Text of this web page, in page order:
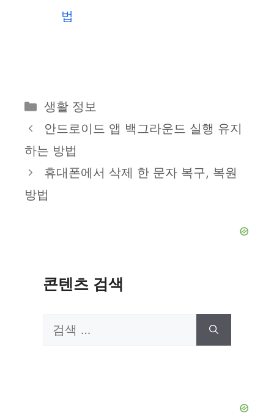
법
카
테
리
생활 정보
안드로이드 앱 백그라운드 실행 유지
하는 방법
휴대폰에서 삭제 한 문자 복구, 복원
방법
콘텐츠 검색
검